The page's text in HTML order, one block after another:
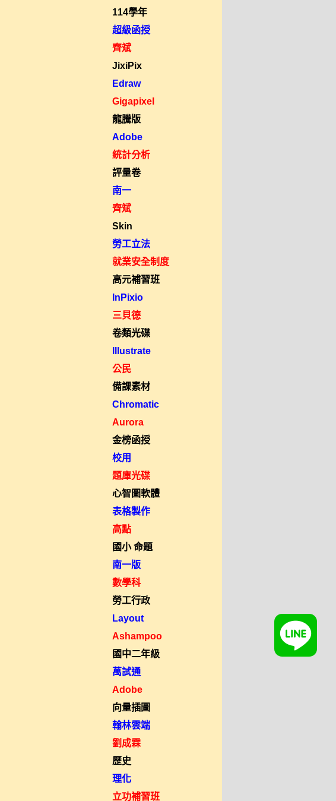
114學年
超級函授
齊斌
JixiPix
Edraw
Gigapixel
龍騰版
Adobe
統計分析
評量卷
南一
齊斌
Skin
勞工立法
就業安全制度
高元補習班
InPixio
三貝德
卷類光碟
Illustrate
公民
備課素材
Chromatic
Aurora
金榜函授
校用
題庫光碟
心智圖軟體
表格製作
高點
國小 命題
南一版
數學科
勞工行政
Layout
Ashampoo
國中二年級
萬試通
Adobe
向量插圖
翰林雲端
劉成霖
歷史
理化
立功補習班